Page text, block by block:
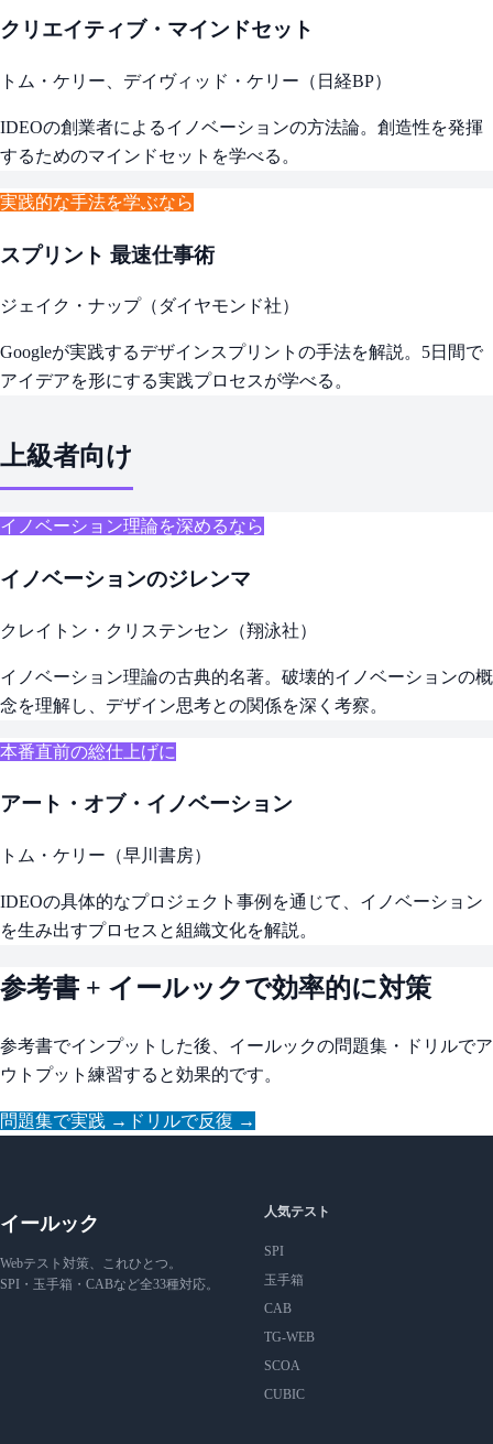
クリエイティブ・マインドセット
トム・ケリー、デイヴィッド・ケリー（日経BP）
IDEOの創業者によるイノベーションの方法論。創造性を発揮
するためのマインドセットを学べる。
実践的な手法を学ぶなら
スプリント 最速仕事術
ジェイク・ナップ（ダイヤモンド社）
Googleが実践するデザインスプリントの手法を解説。5日間で
アイデアを形にする実践プロセスが学べる。
上級者向け
イノベーション理論を深めるなら
イノベーションのジレンマ
クレイトン・クリステンセン（翔泳社）
イノベーション理論の古典的名著。破壊的イノベーションの概
念を理解し、デザイン思考との関係を深く考察。
本番直前の総仕上げに
アート・オブ・イノベーション
トム・ケリー（早川書房）
IDEOの具体的なプロジェクト事例を通じて、イノベーション
を生み出すプロセスと組織文化を解説。
参考書 + イールックで効率的に対策
参考書でインプットした後、イールックの問題集・ドリルでア
ウトプット練習すると効果的です。
問題集で実践 → ドリルで反復 →
イールック
Webテスト対策、これひとつ。
SPI・玉手箱・CABなど全33種対応。
人気テスト
SPI
玉手箱
CAB
TG-WEB
SCOA
CUBIC